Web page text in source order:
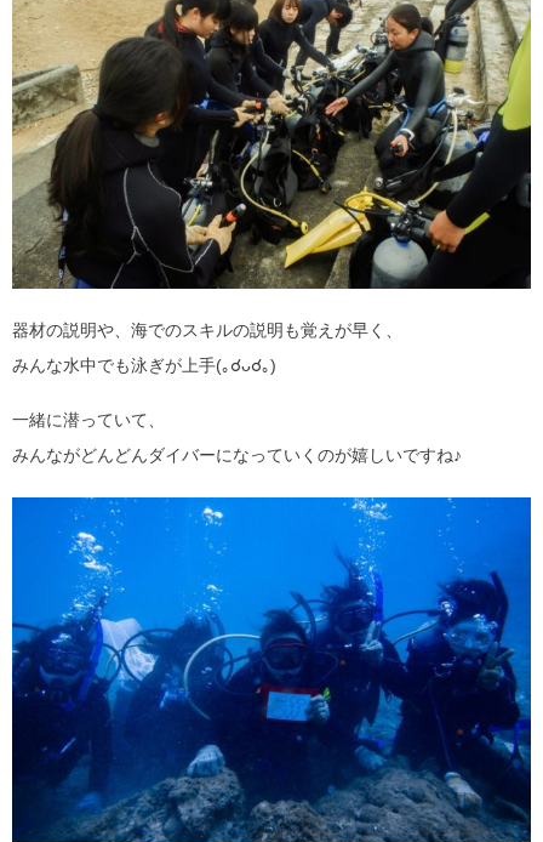
器材の説明や、海でのスキルの説明も覚えが早く、
みんな水中でも泳ぎが上手(｡☌ᴗ☌｡)
一緒に潜っていて、
みんながどんどんダイバーになっていくのが嬉しいですね♪